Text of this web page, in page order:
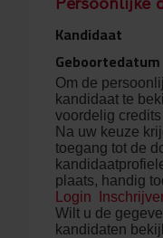
Kandidaat
Geboortedatum
Om de
kandidaat te
voordelig
Na uw keuze
toegang tot de
plaats, handig
Login
Wilt u de
kandidaten